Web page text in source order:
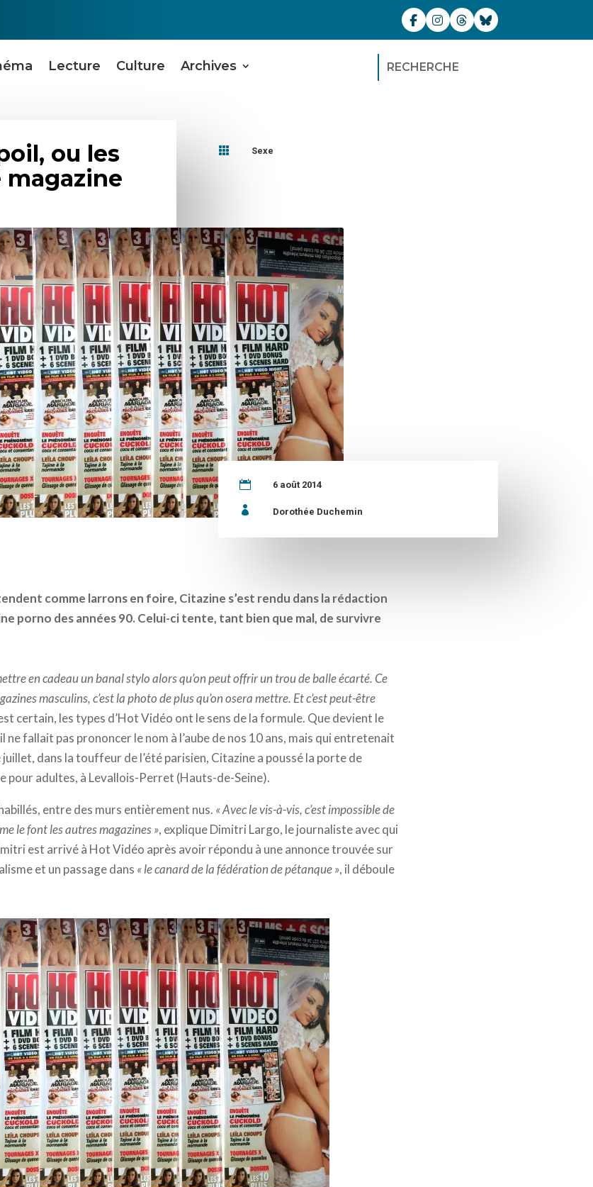
Lecture Culture Archives RECHERCHE
ou les
magazine
 Sexe
 6 août 2014
 Dorothée Duchemin
comme larrons en foire, Citazine s’est rendu dans la rédaction
porno des années 90. Celui-ci tente, tant bien que mal, de survivre
en cadeau un banal stylo alors qu’on peut offrir un trou de balle écarté. Ce
masculins, c’est la photo de plus qu’on osera mettre. Et c’est peut-être
certain, les types d’Hot Vidéo ont le sens de la formule. Que devient le
ne fallait pas prononcer le nom à l’aube de nos 10 ans, mais qui entretenait
dans la touffeur de l’été parisien, Citazine a poussé la porte de
pour adultes, à Levallois-Perret (Hauts-de-Seine).
entre des murs entièrement nus. « Avec le vis-à-vis, c’est impossible de
le font les autres magazines », explique Dimitri Largo, le journaliste avec qui
est arrivé à Hot Vidéo après avoir répondu à une annonce trouvée sur
et un passage dans « le canard de la fédération de pétanque », il déboule